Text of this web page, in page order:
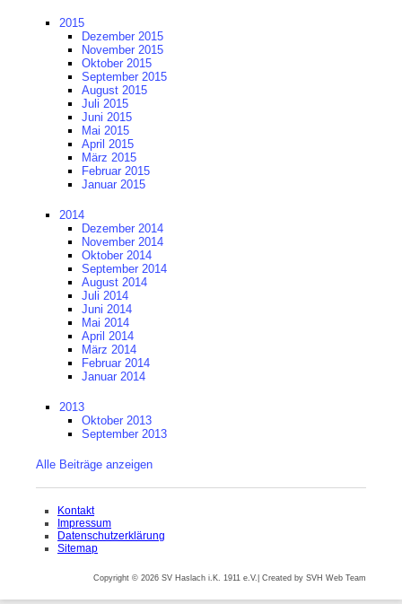
2015
Dezember 2015
November 2015
Oktober 2015
September 2015
August 2015
Juli 2015
Juni 2015
Mai 2015
April 2015
März 2015
Februar 2015
Januar 2015
2014
Dezember 2014
November 2014
Oktober 2014
September 2014
August 2014
Juli 2014
Juni 2014
Mai 2014
April 2014
März 2014
Februar 2014
Januar 2014
2013
Oktober 2013
September 2013
Alle Beiträge anzeigen
Navigation
überspringen
Kontakt
Impressum
Datenschutzerklärung
Sitemap
Copyright © 2026 SV Haslach i.K. 1911 e.V.| Created by SVH Web Team